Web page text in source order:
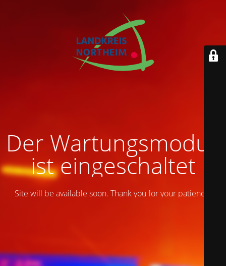
Der Wartungsmodus
ist eingeschaltet
Site will be available soon. Thank you for your patience!